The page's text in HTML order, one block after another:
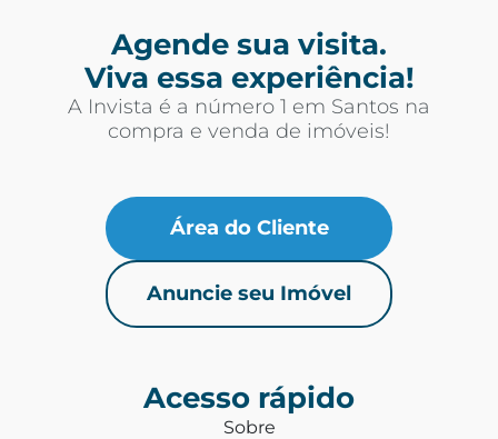
Agende sua visita.
Viva essa experiência!
A Invista é a número 1 em Santos na
compra e venda de imóveis!
Área do Cliente
Anuncie seu Imóvel
Acesso rápido
Sobre